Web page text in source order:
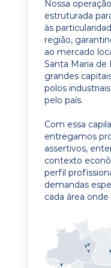
Nossa
estruturada
às
região,
ao mercado
Santa Maria de
grandes
polos
pelo país.
Com essa
entregamos
assertivos,
contexto
perfil
demandas
cada área